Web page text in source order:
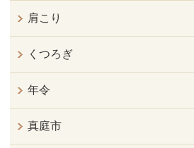
肩こり
くつろぎ
年令
真庭市